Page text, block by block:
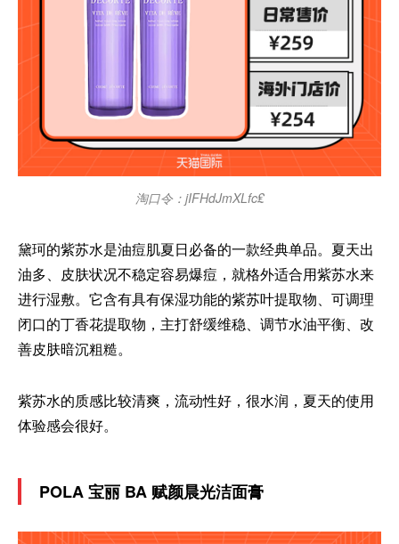
淘口令：jIFHdJmXLfc₤
黛珂的紫苏水是油痘肌夏日必备的一款经典单品。夏天出
油多、皮肤状况不稳定容易爆痘，就格外适合用紫苏水来
进行湿敷。它含有具有保湿功能的紫苏叶提取物、可调理
闭口的丁香花提取物，主打舒缓维稳、调节水油平衡、改
善皮肤暗沉粗糙。
紫苏水的质感比较清爽，流动性好，很水润，夏天的使用
体验感会很好。
POLA 宝丽 BA 赋颜晨光洁面膏